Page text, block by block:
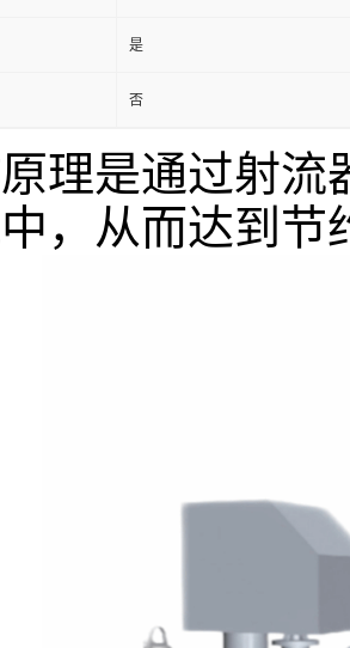
是
否
理是通过射
，从而达到节